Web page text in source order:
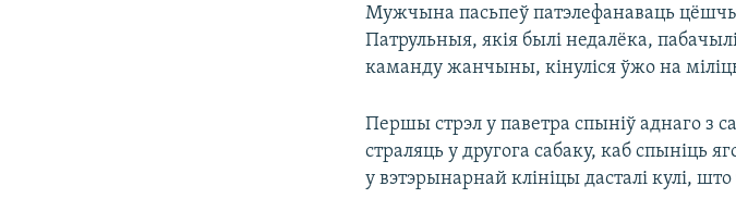
Мужчына пасьпеў патэлефанаваць
Патрульныя, якія былі недалёка,
каманду жанчыны, кінуліся ўжо на
Першы стрэл у паветра спыніў аднаго з
страляць у другога сабаку, каб спыніць
у вэтэрынарнай клініцы дасталі кулі, што